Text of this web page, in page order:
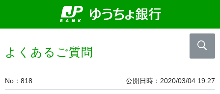
よくあるご質問
No 818 公開日時 2020/03/04 19:27